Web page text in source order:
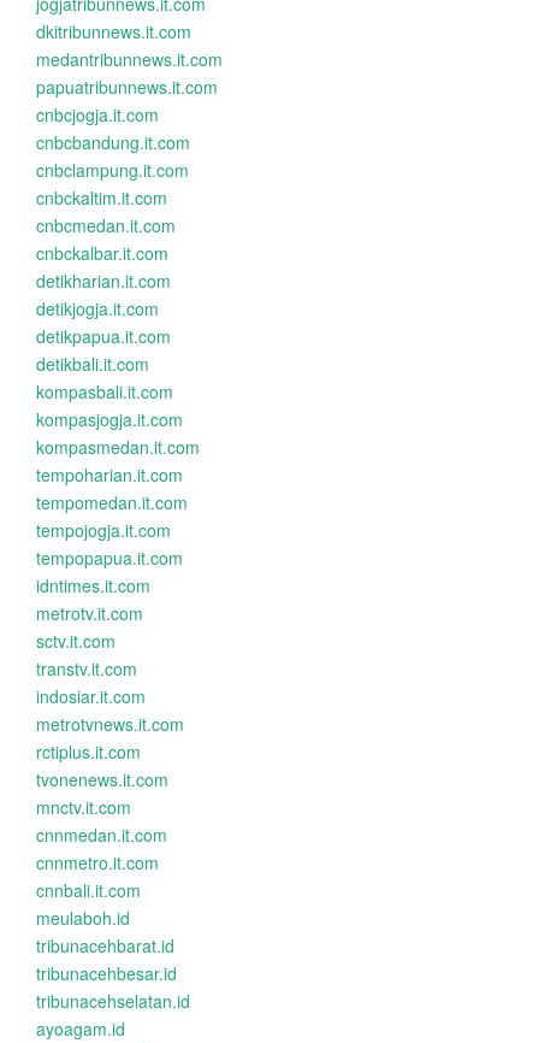
dkitribunnews.it.com
medantribunnews.it.com
papuatribunnews.it.com
cnbcjogja.it.com
cnbcbandung.it.com
cnbclampung.it.com
cnbckaltim.it.com
cnbcmedan.it.com
cnbckalbar.it.com
detikharian.it.com
detikjogja.it.com
detikpapua.it.com
detikbali.it.com
kompasbali.it.com
kompasjogja.it.com
kompasmedan.it.com
tempoharian.it.com
tempomedan.it.com
tempojogja.it.com
tempopapua.it.com
idntimes.it.com
metrotv.it.com
sctv.it.com
transtv.it.com
indosiar.it.com
metrotvnews.it.com
rctiplus.it.com
tvonenews.it.com
mnctv.it.com
cnnmedan.it.com
cnnmetro.it.com
cnnbali.it.com
meulaboh.id
tribunacehbarat.id
tribunacehbesar.id
tribunacehselatan.id
ayoagam.id